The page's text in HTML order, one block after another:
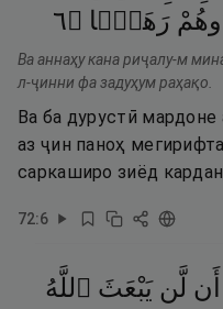
رَهَقًۭا ۝٦
Ва аннаҳу кана риҷалу-м
л-ҷинни фа задуҳум раҳақо.
Ва ба дурустӣ
аз ҷин паноҳ
саркаширо зиёд
72:6
أَن لَّن يَبْعَثَ ٱللَّهُ